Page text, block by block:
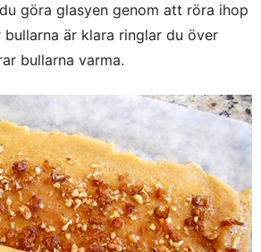
göra glasyen genom att röra ihop
bullarna är klara ringlar du över
bullarna varma.